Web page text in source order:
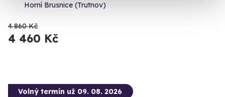
Horní Brusnice (Trutnov)
4 860 Kč
4 460 Kč
Volný termín už 09. 08. 2026